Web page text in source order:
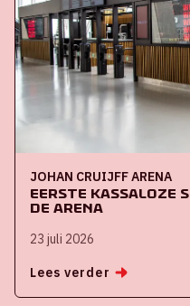
JOHAN CRUIJFF ARENA
Eerste kassaloze
de ArenA
23 juli 2026
Lees verder